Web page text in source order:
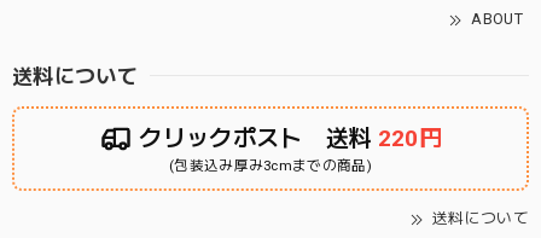
ABOUT
送料について
クリックポスト 送料 220円
(包装込み厚み3cmまでの商品)
送料について